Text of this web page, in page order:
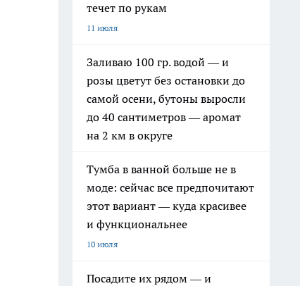
течет по рукам
11 июля
Заливаю 100 гр. водой — и
розы цветут без остановки до
самой осени, бутоны выросли
до 40 сантиметров — аромат
на 2 км в округе
Тумба в ванной больше не в
моде: сейчас все предпочитают
этот вариант — куда красивее
и функциональнее
10 июля
Посадите их рядом — и